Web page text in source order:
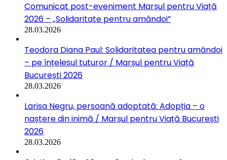
Comunicat post-eveniment Marșul pentru Viață
2026 – „Solidaritate pentru amândoi”
28.03.2026
Teodora Diana Paul: Solidaritatea pentru amândoi
– pe înțelesul tuturor / Marșul pentru Viață
București 2026
28.03.2026
Larisa Negru, persoană adoptată: Adopția – o
naștere din inimă / Marșul pentru Viață București
2026
28.03.2026